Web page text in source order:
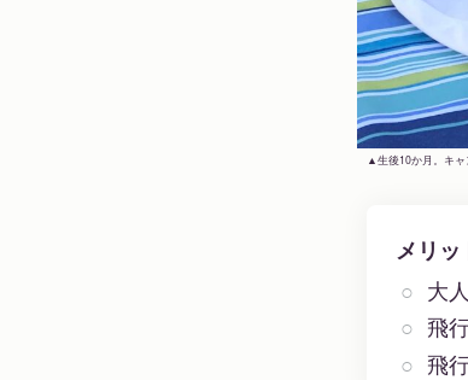
生後10か月。キ
メリッ
大
飛
飛